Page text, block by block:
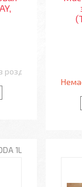
роздріб
1L